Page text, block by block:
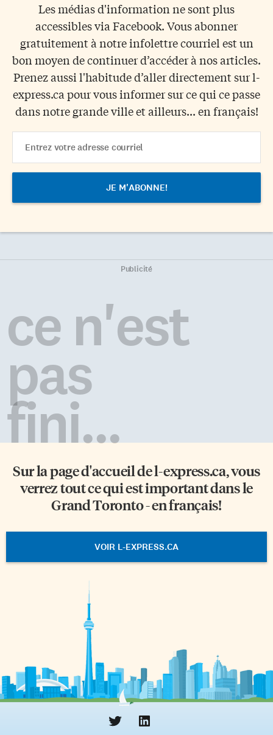
Les médias d'information ne sont plus
accessibles via Facebook. Vous abonner
gratuitement à notre infolettre courriel est un
bon moyen de continuer d’accéder à nos articles.
Prenez aussi l'habitude d’aller directement sur l-
express.ca pour vous informer sur ce qui ce passe
dans notre grande ville et ailleurs... en français!
Address
Publicité
ce n'est
pas
fini...
Sur la page d'accueil del-express.ca, vous
verrez tout ce qui est important dans le
Grand Toronto - en français!
VOIR L-EXPRESS.CA